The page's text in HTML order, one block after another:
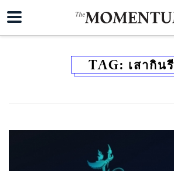
TAG: เสากินรี